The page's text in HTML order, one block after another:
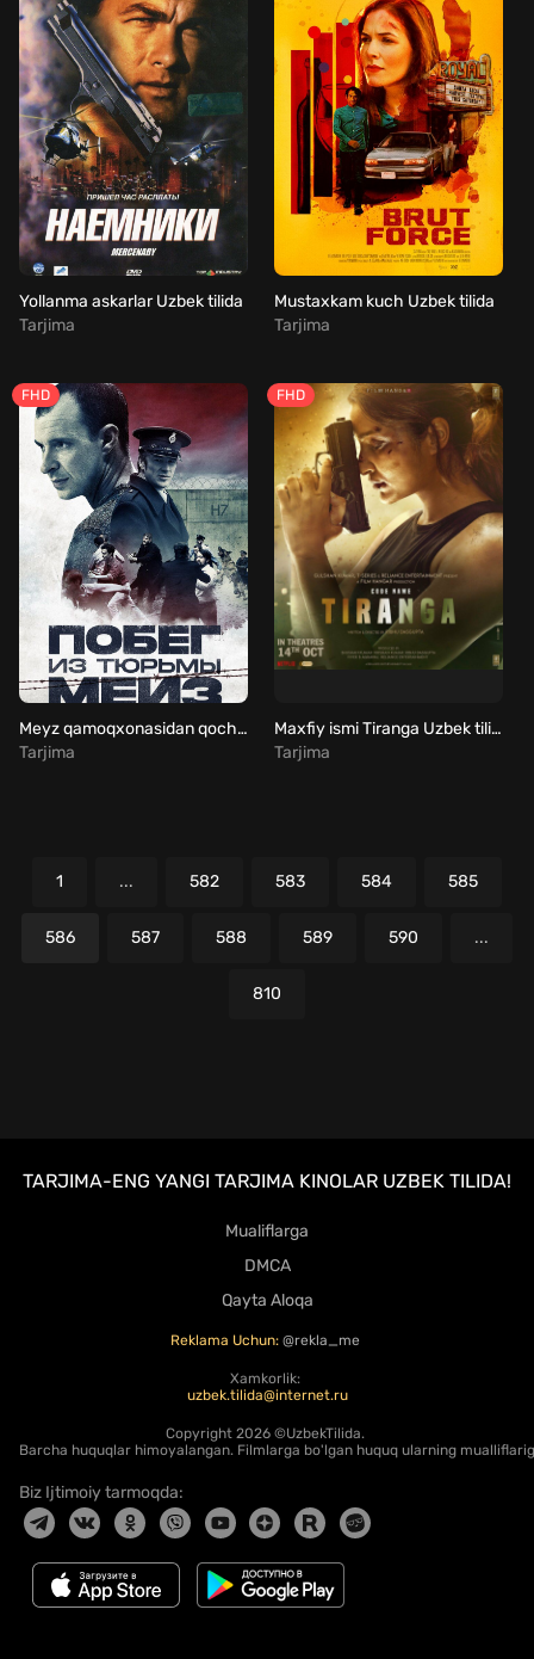
Yollanma askarlar Uzbek tilida
Tarjima
Mustaxkam kuch Uzbek tilida
Tarjima
FHD
Meyz qamoqxonasidan qochish Uzbek tilida
Tarjima
FHD
Maxfiy ismi Tiranga Uzbek tilida
Tarjima
1 ... 582 583 584 585
586 587 588 589 590 ...
810
TARJIMA-ENG YANGI TARJIMA KINOLAR UZBEK TILIDA!
Mualiflarga
DMCA
Qayta Aloqa
Reklama Uchun: @rekla_me
Xamkorlik:
uzbek.tilida@internet.ru
Copyright 2026 ©UzbekTilida.
Barcha huquqlar himoyalangan. Filmlarga bo'lgan huquq ularning
Biz Ijtimoiy tarmoqda: